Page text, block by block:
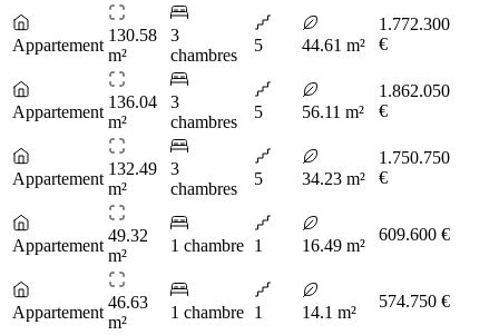
Appartement
130.58
m²
3
chambres
5 44.61 m²
1.772.300
€
Appartement
136.04
m²
3
chambres
5 56.11 m²
1.862.050
€
Appartement
132.49
m²
3
chambres
5 34.23 m²
1.750.750
€
Appartement
49.32
m²
1 chambre 1 16.49 m²
609.600 €
Appartement
46.63
m²
1 chambre 1 14.1 m²
574.750 €